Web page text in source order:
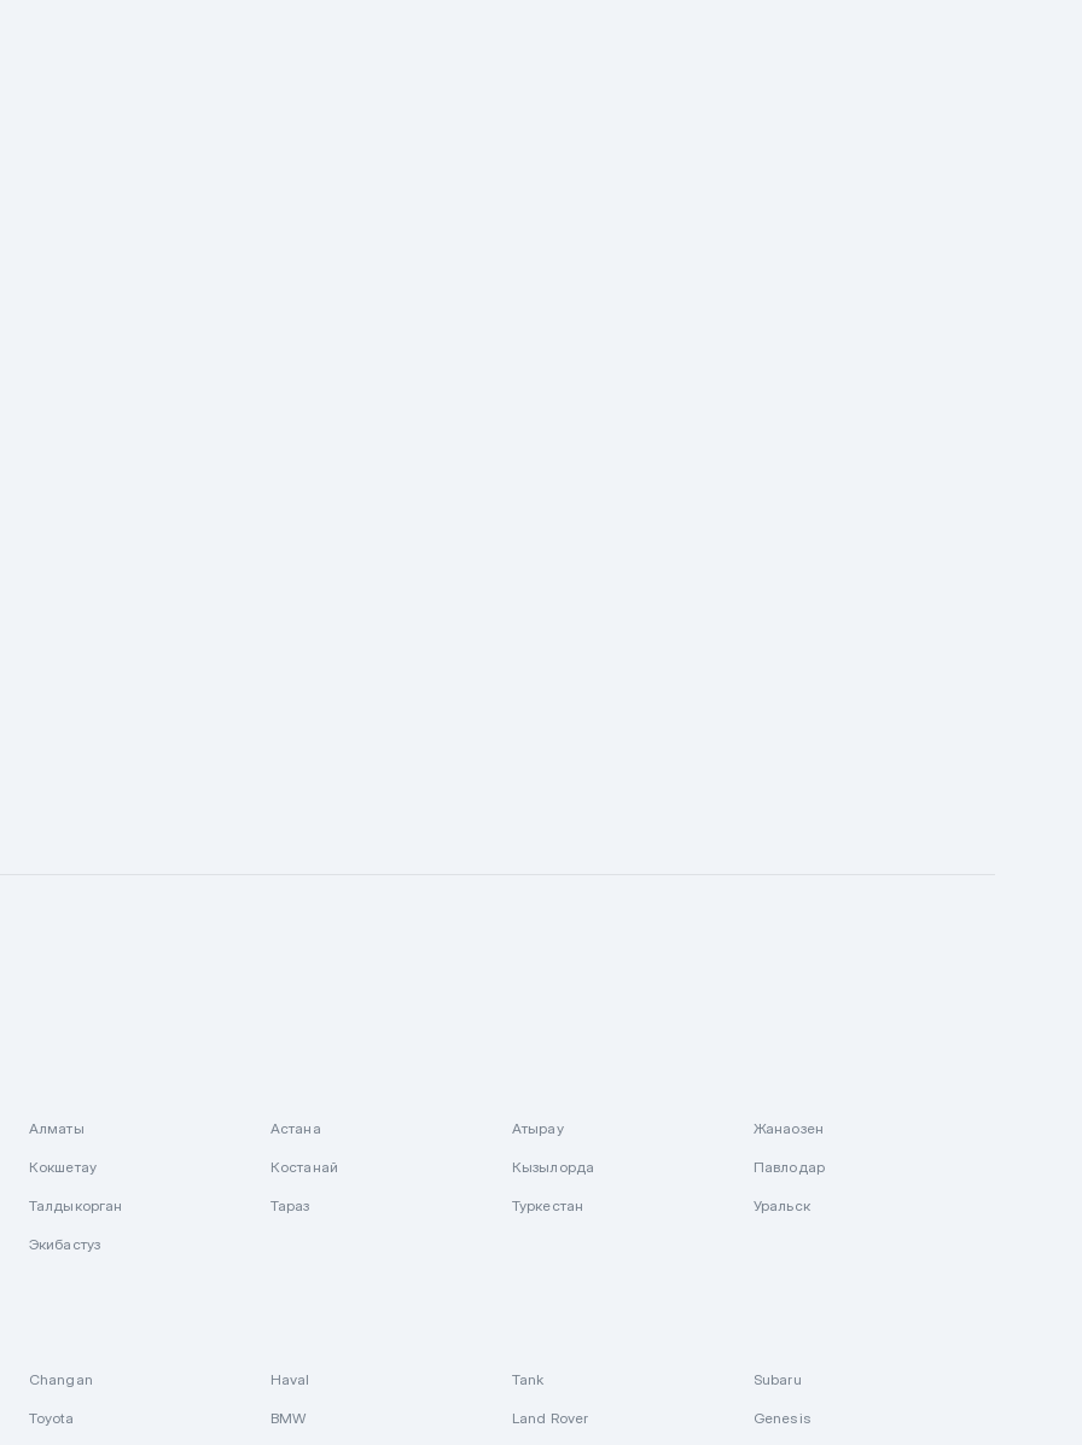
Алматы Астана Атырау Жанаозен
Кокшетау Костанай Кызылорда Павлодар
Талдыкорган Тараз Туркестан Уральск
Экибастуз
Changan Haval Tank Subaru
Toyota BMW Land Rover Genesis